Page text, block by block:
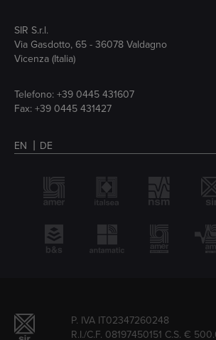
SIR S.r.l.
Via Gasdotto, 65 - 36078 Valdagno
Vicenza (Italia)
Telefono: +39 0445 431607
Fax: +39 0445 431427
EN DE
P. IVA IT02347260248
R.I./C.F. 08197450151 C.S. €